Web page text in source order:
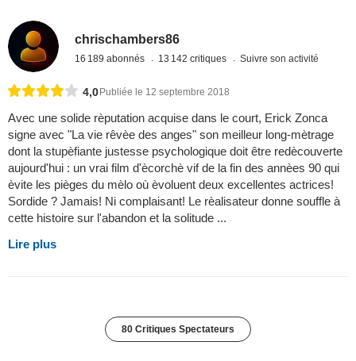
chrischambers86
16 189 abonnés 13 142 critiques Suivre son activité
4,0Publiée le 12 septembre 2018
Avec une solide rèputation acquise dans le court, Erick Zonca
signe avec "La vie rêvèe des anges" son meilleur long-mètrage
dont la stupèfiante justesse psychologique doit être redècouverte
aujourd'hui : un vrai film d'ècorchè vif de la fin des annèes 90 qui
èvite les pièges du mèlo où èvoluent deux excellentes actrices!
Sordide ? Jamais! Ni complaisant! Le rèalisateur donne souffle à
cette histoire sur l'abandon et la solitude ...
Lire plus
80 Critiques Spectateurs